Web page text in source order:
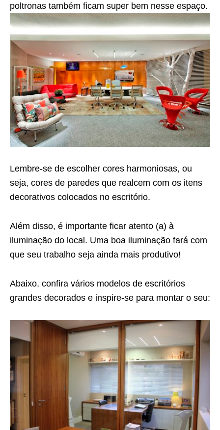
poltronas também ficam super bem nesse espaço.
Lembre-se de escolher cores harmoniosas, ou
seja, cores de paredes que realcem com os itens
decorativos colocados no escritório.
Além disso, é importante ficar atento (a) à
iluminação do local. Uma boa iluminação fará com
que seu trabalho seja ainda mais produtivo!
Abaixo, confira vários modelos de escritórios
grandes decorados e inspire-se para montar o seu: